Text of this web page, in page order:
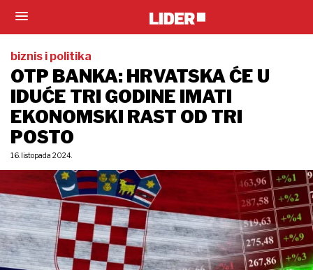
biznis i politika
OTP BANKA: HRVATSKA ĆE U
IDUĆE TRI GODINE IMATI
EKONOMSKI RAST OD TRI
POSTO
16. listopada 2024.